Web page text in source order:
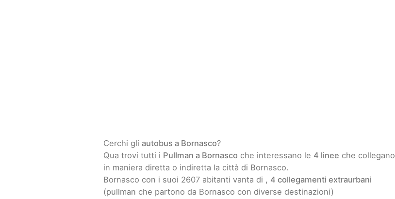
Cerchi gli autobus a Bornasco?
Qua trovi tutti i Pullman a Bornasco che interessano le 4 linee che collegano
in maniera diretta o indiretta la città di Bornasco.
Bornasco con i suoi 2607 abitanti vanta di , 4 collegamenti extraurbani
(pullman che partono da Bornasco con diverse destinazioni)